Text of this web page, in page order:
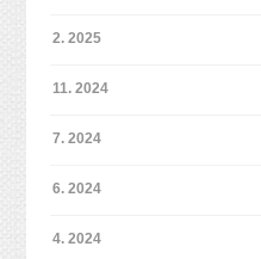
2. 2025
11. 2024
7. 2024
6. 2024
4. 2024